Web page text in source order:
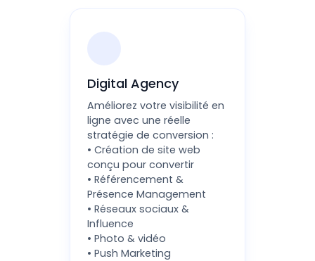
Digital Agency
Améliorez votre visibilité en
ligne avec une réelle
stratégie de conversion :
• Création de site web
conçu pour convertir
• Référencement &
Présence Management
• Réseaux sociaux &
Influence
• Photo & vidéo
• Push Marketing